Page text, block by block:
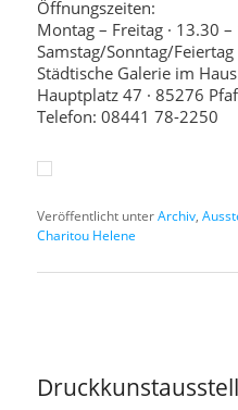
Öffnungszeiten:
Montag – Freitag · 13.30
Samstag/Sonntag/
Städtische Galerie im
Hauptplatz 47 · 85276
Telefon: 08441 78-2250
Veröffentlicht unterArchiv,
Charitou Helene